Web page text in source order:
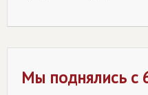
Мы поднялись с